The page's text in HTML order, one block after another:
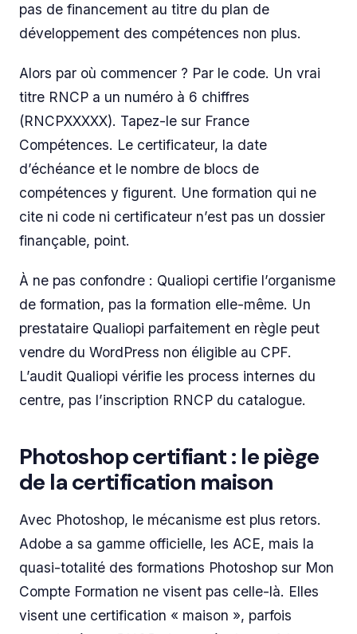
pas de financement au titre du plan de
développement des compétences non plus.
Alors par où commencer ? Par le code. Un vrai
titre RNCP a un numéro à 6 chiffres
(RNCPXXXXX). Tapez-le sur France
Compétences. Le certificateur, la date
d’échéance et le nombre de blocs de
compétences y figurent. Une formation qui ne
cite ni code ni certificateur n’est pas un dossier
finançable, point.
À ne pas confondre : Qualiopi certifie l’organisme
de formation, pas la formation elle-même. Un
prestataire Qualiopi parfaitement en règle peut
vendre du WordPress non éligible au CPF.
L’audit Qualiopi vérifie les process internes du
centre, pas l’inscription RNCP du catalogue.
Photoshop certifiant : le piège
de la certification maison
Avec Photoshop, le mécanisme est plus retors.
Adobe a sa gamme officielle, les ACE, mais la
quasi-totalité des formations Photoshop sur Mon
Compte Formation ne visent pas celle-là. Elles
visent une certification « maison », parfois